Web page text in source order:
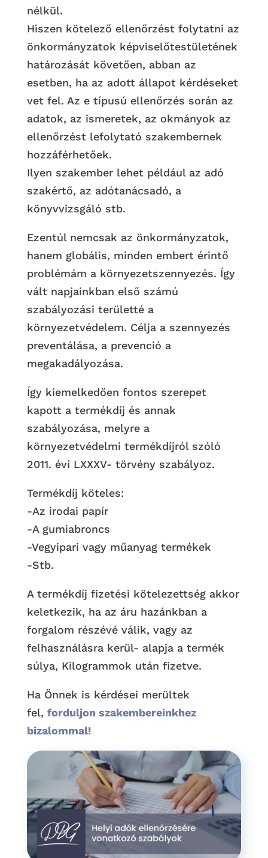
nélkül.
Hiszen kötelező ellenőrzést folytatni az
önkormányzatok képviselőtestületének
határozását követően, abban az
esetben, ha az adott állapot kérdéseket
vet fel. Az e típusú ellenőrzés során az
adatok, az ismeretek, az okmányok az
ellenőrzést lefolytató szakembernek
hozzáférhetőek.
Ilyen szakember lehet például az adó
szakértő, az adótanácsadó, a
könyvvizsgáló stb.
Ezentúl nemcsak az önkormányzatok,
hanem globális, minden embert érintő
problémám a környezetszennyezés. Így
vált napjainkban első számú
szabályozási területté a
környezetvédelem. Célja a szennyezés
preventálása, a prevenció a
megakadályozása.
Így kiemelkedően fontos szerepet
kapott a termékdíj és annak
szabályozása, melyre a
környezetvédelmi termékdíjról szóló
2011. évi LXXXV- törvény szabályoz.
Termékdíj köteles:
-Az irodai papír
-A gumiabroncs
-Vegyipari vagy műanyag termékek
-Stb.
A termékdíj fizetési kötelezettség akkor
keletkezik, ha az áru hazánkban a
forgalom részévé válik, vagy az
felhasználásra kerül- alapja a termék
súlya, Kilogrammok után fizetve.
Ha Önnek is kérdései merültek
fel, forduljon szakembereinkhez
bizalommal!